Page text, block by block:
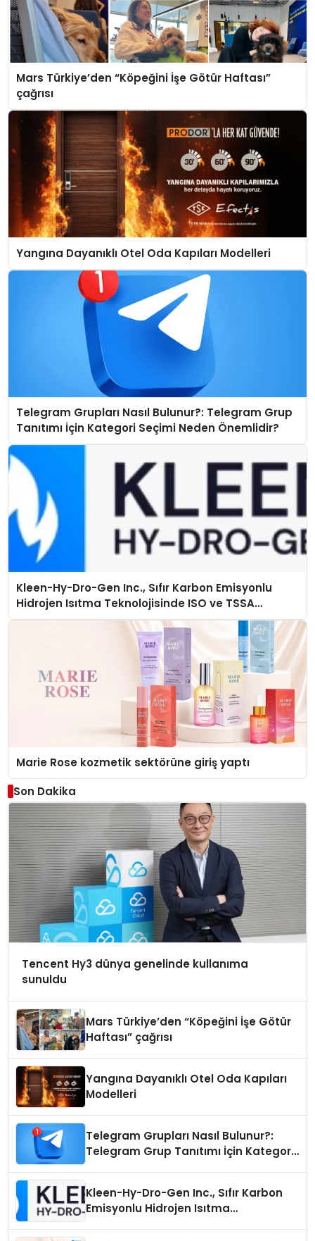
Mars Türkiye’den “Köpeğini İşe Götür Haftası”
çağrısı
Yangına Dayanıklı Otel Oda Kapıları Modelleri
Telegram Grupları Nasıl Bulunur?: Telegram Grup
Tanıtımı İçin Kategori Seçimi Neden Önemlidir?
Kleen-Hy-Dro-Gen Inc., Sıfır Karbon Emisyonlu
Hidrojen Isıtma Teknolojisinde ISO ve TSSA
Düzenleyici Onaylarını Aldı
Marie Rose kozmetik sektörüne giriş yaptı
Son Dakika
Tencent Hy3 dünya genelinde kullanıma
sunuldu
Mars Türkiye’den “Köpeğini İşe Götür
Haftası” çağrısı
Yangına Dayanıklı Otel Oda Kapıları
Modelleri
Telegram Grupları Nasıl Bulunur?:
Telegram Grup Tanıtımı İçin Kategori
Kleen-Hy-Dro-Gen Inc., Sıfır Karbon
Emisyonlu Hidrojen Isıtma